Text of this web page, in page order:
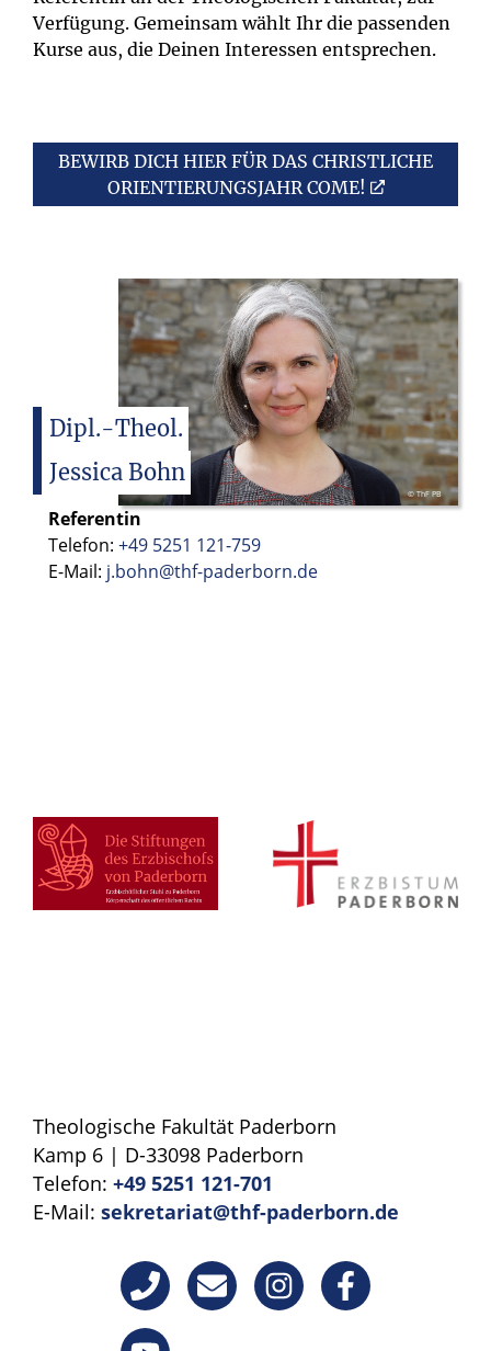
Verfügung. Gemeinsam wählt Ihr die passenden
Kurse aus, die Deinen Interessen entsprechen.
BEWIRB DICH HIER FÜR DAS CHRISTLICHE
ORIENTIERUNGSJAHR COME!
© ThF PB
Dipl.-Theol.
Jessica Bohn
Referentin
Telefon: +49 5251 121-759
E-Mail: j.bohn@thf-paderborn.de
Theologische Fakultät Paderborn
Kamp 6 | D-33098 Paderborn
Telefon: +49 5251 121-701
E-Mail: sekretariat@thf-paderborn.de